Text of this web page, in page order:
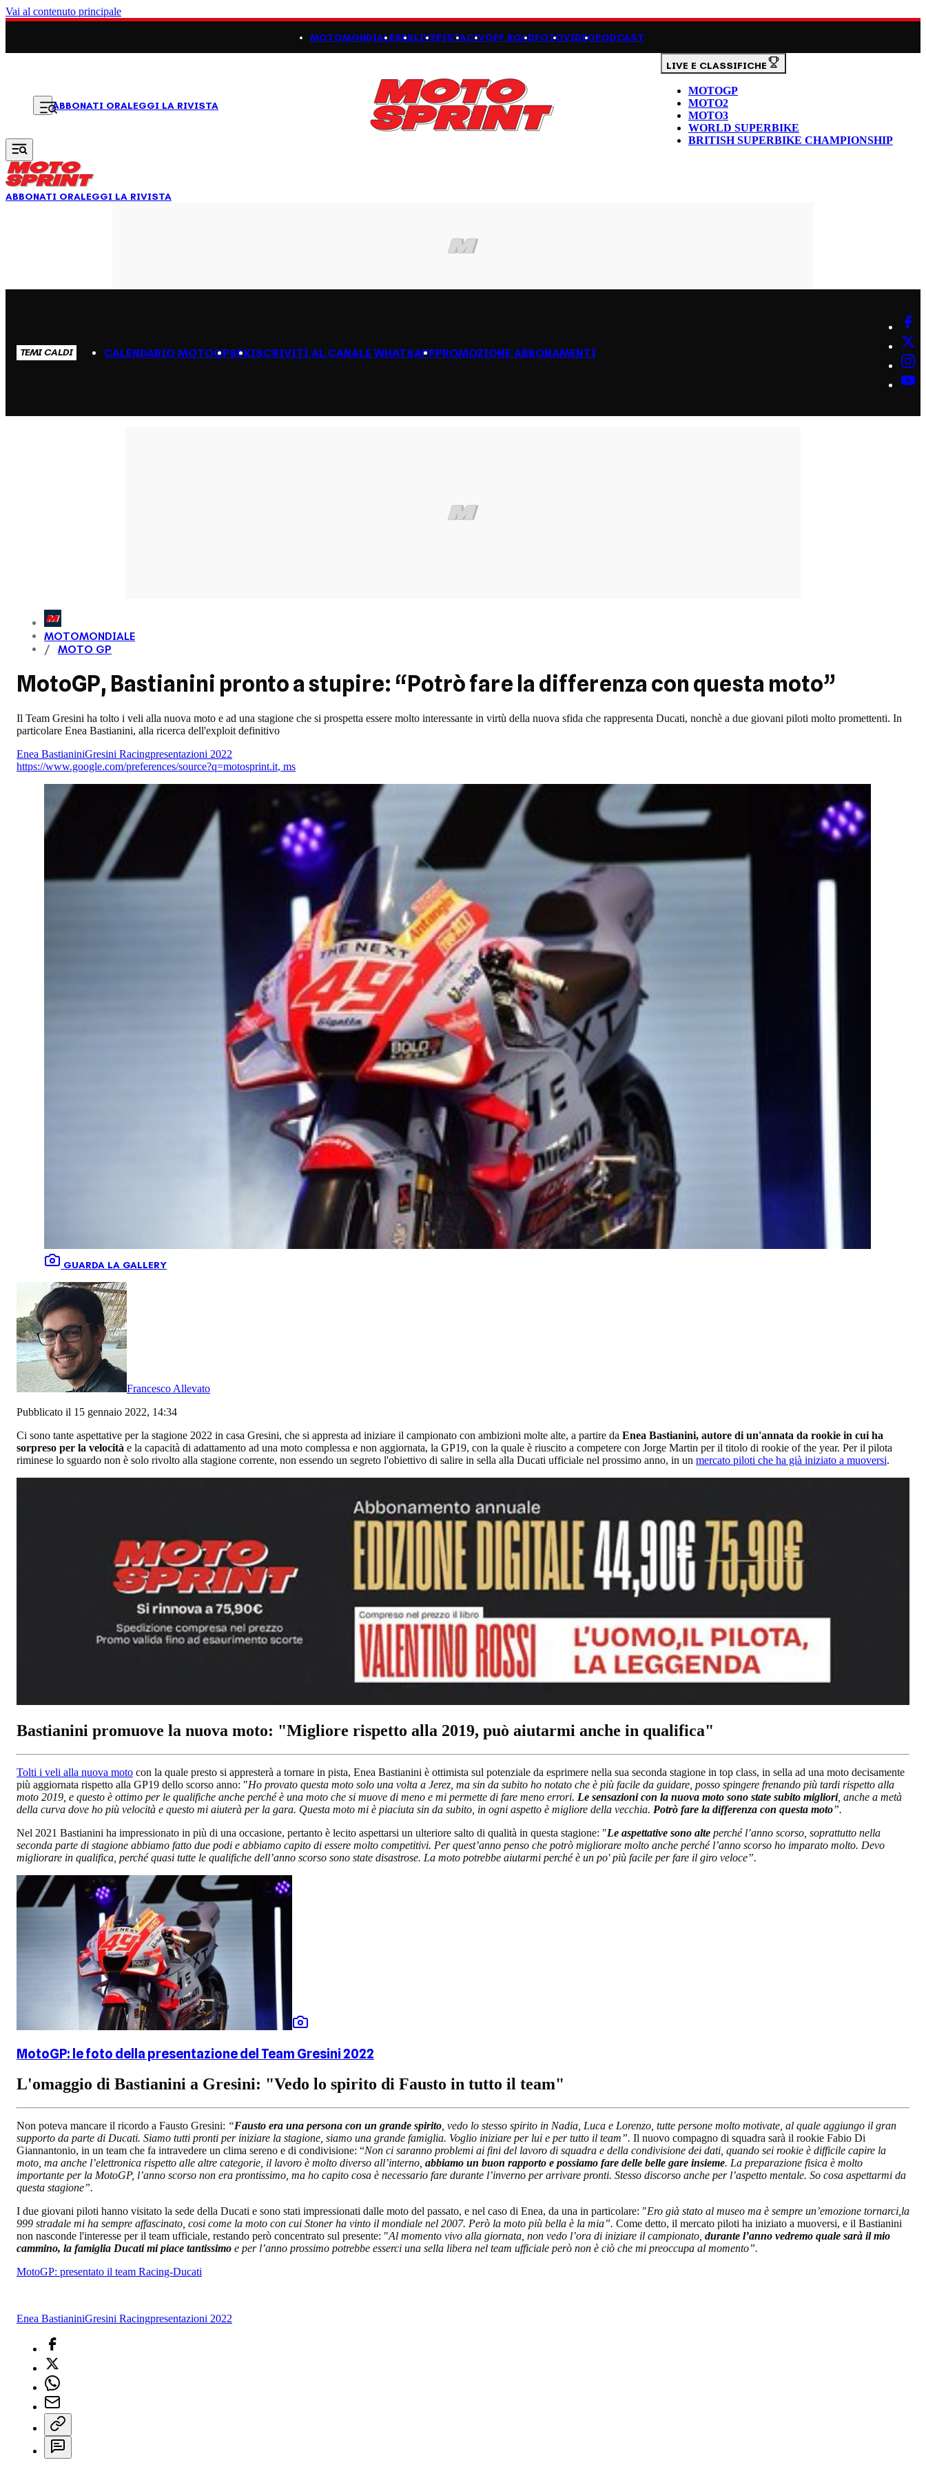
Vai al contenuto principale
MOTOMONDIALESBKLIVEPISTACIVOFF ROADFOTOVIDEOPODCAST
ABBONATI ORALEGGI LA RIVISTA
LIVE E CLASSIFICHE
MOTOGP
MOTO2
MOTO3
WORLD SUPERBIKE
BRITISH SUPERBIKE CHAMPIONSHIP
ABBONATI ORALEGGI LA RIVISTA
TEMI CALDI CALENDARIO MOTOGPSBKISCRIVITI AL CANALE WHATSAPPPROMOZIONE ABBONAMENTI
MOTOMONDIALE
MOTO GP
MotoGP, Bastianini pronto a stupire: “Potrò fare la differenza con questa moto”
Il Team Gresini ha tolto i veli alla nuova moto e ad una stagione che si prospetta essere molto interessante in virtù della nuova sfida che rappresenta Ducati, nonchè a due giovani piloti molto promettenti. In
particolare Enea Bastianini, alla ricerca dell'exploit definitivo
Enea BastianiniGresini Racingpresentazioni 2022
https://www.google.com/preferences/source?q=motosprint.it, ms
GUARDA LA GALLERY
Francesco Allevato
Pubblicato il 15 gennaio 2022, 14:34
Ci sono tante aspettative per la stagione 2022 in casa Gresini, che si appresta ad iniziare il campionato con ambizioni molte alte, a partire da Enea Bastianini, autore di un'annata da rookie in cui ha
sorpreso per la velocità e la capacità di adattamento ad una moto complessa e non aggiornata, la GP19, con la quale è riuscito a competere con Jorge Martin per il titolo di rookie of the year. Per il pilota
riminese lo sguardo non è solo rivolto alla stagione corrente, non essendo un segreto l'obiettivo di salire in sella alla Ducati ufficiale nel prossimo anno, in un mercato piloti che ha già iniziato a muoversi.
Bastianini promuove la nuova moto: "Migliore rispetto alla 2019, può aiutarmi anche in qualifica"
Tolti i veli alla nuova moto con la quale presto si appresterà a tornare in pista, Enea Bastianini è ottimista sul potenziale da esprimere nella sua seconda stagione in top class, in sella ad una moto decisamente
più aggiornata rispetto alla GP19 dello scorso anno: "Ho provato questa moto solo una volta a Jerez, ma sin da subito ho notato che è più facile da guidare, posso spingere frenando più tardi rispetto alla
moto 2019, e questo è ottimo per le qualifiche anche perché è una moto che si muove di meno e mi permette di fare meno errori. Le sensazioni con la nuova moto sono state subito migliori, anche a metà
della curva dove ho più velocità e questo mi aiuterà per la gara. Questa moto mi è piaciuta sin da subito, in ogni aspetto è migliore della vecchia. Potrò fare la differenza con questa moto”.
Nel 2021 Bastianini ha impressionato in più di una occasione, pertanto è lecito aspettarsi un ulteriore salto di qualità in questa stagione: "Le aspettative sono alte perché l’anno scorso, soprattutto nella
seconda parte di stagione abbiamo fatto due podi e abbiamo capito di essere molto competitivi. Per quest’anno penso che potrò migliorare molto anche perché l’anno scorso ho imparato molto. Devo
migliorare in qualifica, perché quasi tutte le qualifiche dell’anno scorso sono state disastrose. La moto potrebbe aiutarmi perché è un po' più facile per fare il giro veloce”.
MotoGP: le foto della presentazione del Team Gresini 2022
L'omaggio di Bastianini a Gresini: "Vedo lo spirito di Fausto in tutto il team"
Non poteva mancare il ricordo a Fausto Gresini: “Fausto era una persona con un grande spirito , vedo lo stesso spirito in Nadia, Luca e Lorenzo, tutte persone molto motivate, al quale aggiungo il gran
supporto da parte di Ducati. Siamo tutti pronti per iniziare la stagione, siamo una grande famiglia. Voglio iniziare per lui e per tutto il team”. Il nuovo compagno di squadra sarà il rookie Fabio Di
Giannantonio, in un team che fa intravedere un clima sereno e di condivisione: “Non ci saranno problemi ai fini del lavoro di squadra e della condivisione dei dati, quando sei rookie è difficile capire la
moto, ma anche l’elettronica rispetto alle altre categorie, il lavoro è molto diverso all’interno, abbiamo un buon rapporto e possiamo fare delle belle gare insieme. La preparazione fisica è molto
importante per la MotoGP, l’anno scorso non era prontissimo, ma ho capito cosa è necessario fare durante l’inverno per arrivare pronti. Stesso discorso anche per l’aspetto mentale. So cosa aspettarmi da
questa stagione”.
I due giovani piloti hanno visitato la sede della Ducati e sono stati impressionati dalle moto del passato, e nel caso di Enea, da una in particolare: "Ero già stato al museo ma è sempre un’emozione tornarci,la
999 stradale mi ha sempre affascinato, cosi come la moto con cui Stoner ha vinto il mondiale nel 2007. Però la moto più bella è la mia”. Come detto, il mercato piloti ha iniziato a muoversi, e il Bastianini
non nasconde l'interesse per il team ufficiale, restando però concentrato sul presente: "Al momento vivo alla giornata, non vedo l’ora di iniziare il campionato, durante l’anno vedremo quale sarà il mio
cammino, la famiglia Ducati mi piace tantissimo e per l’anno prossimo potrebbe esserci una sella libera nel team ufficiale però non è ciò che mi preoccupa al momento”.
MotoGP: presentato il team Racing-Ducati
Enea BastianiniGresini Racingpresentazioni 2022